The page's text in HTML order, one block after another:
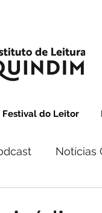
Festival do Leitor
Notícias